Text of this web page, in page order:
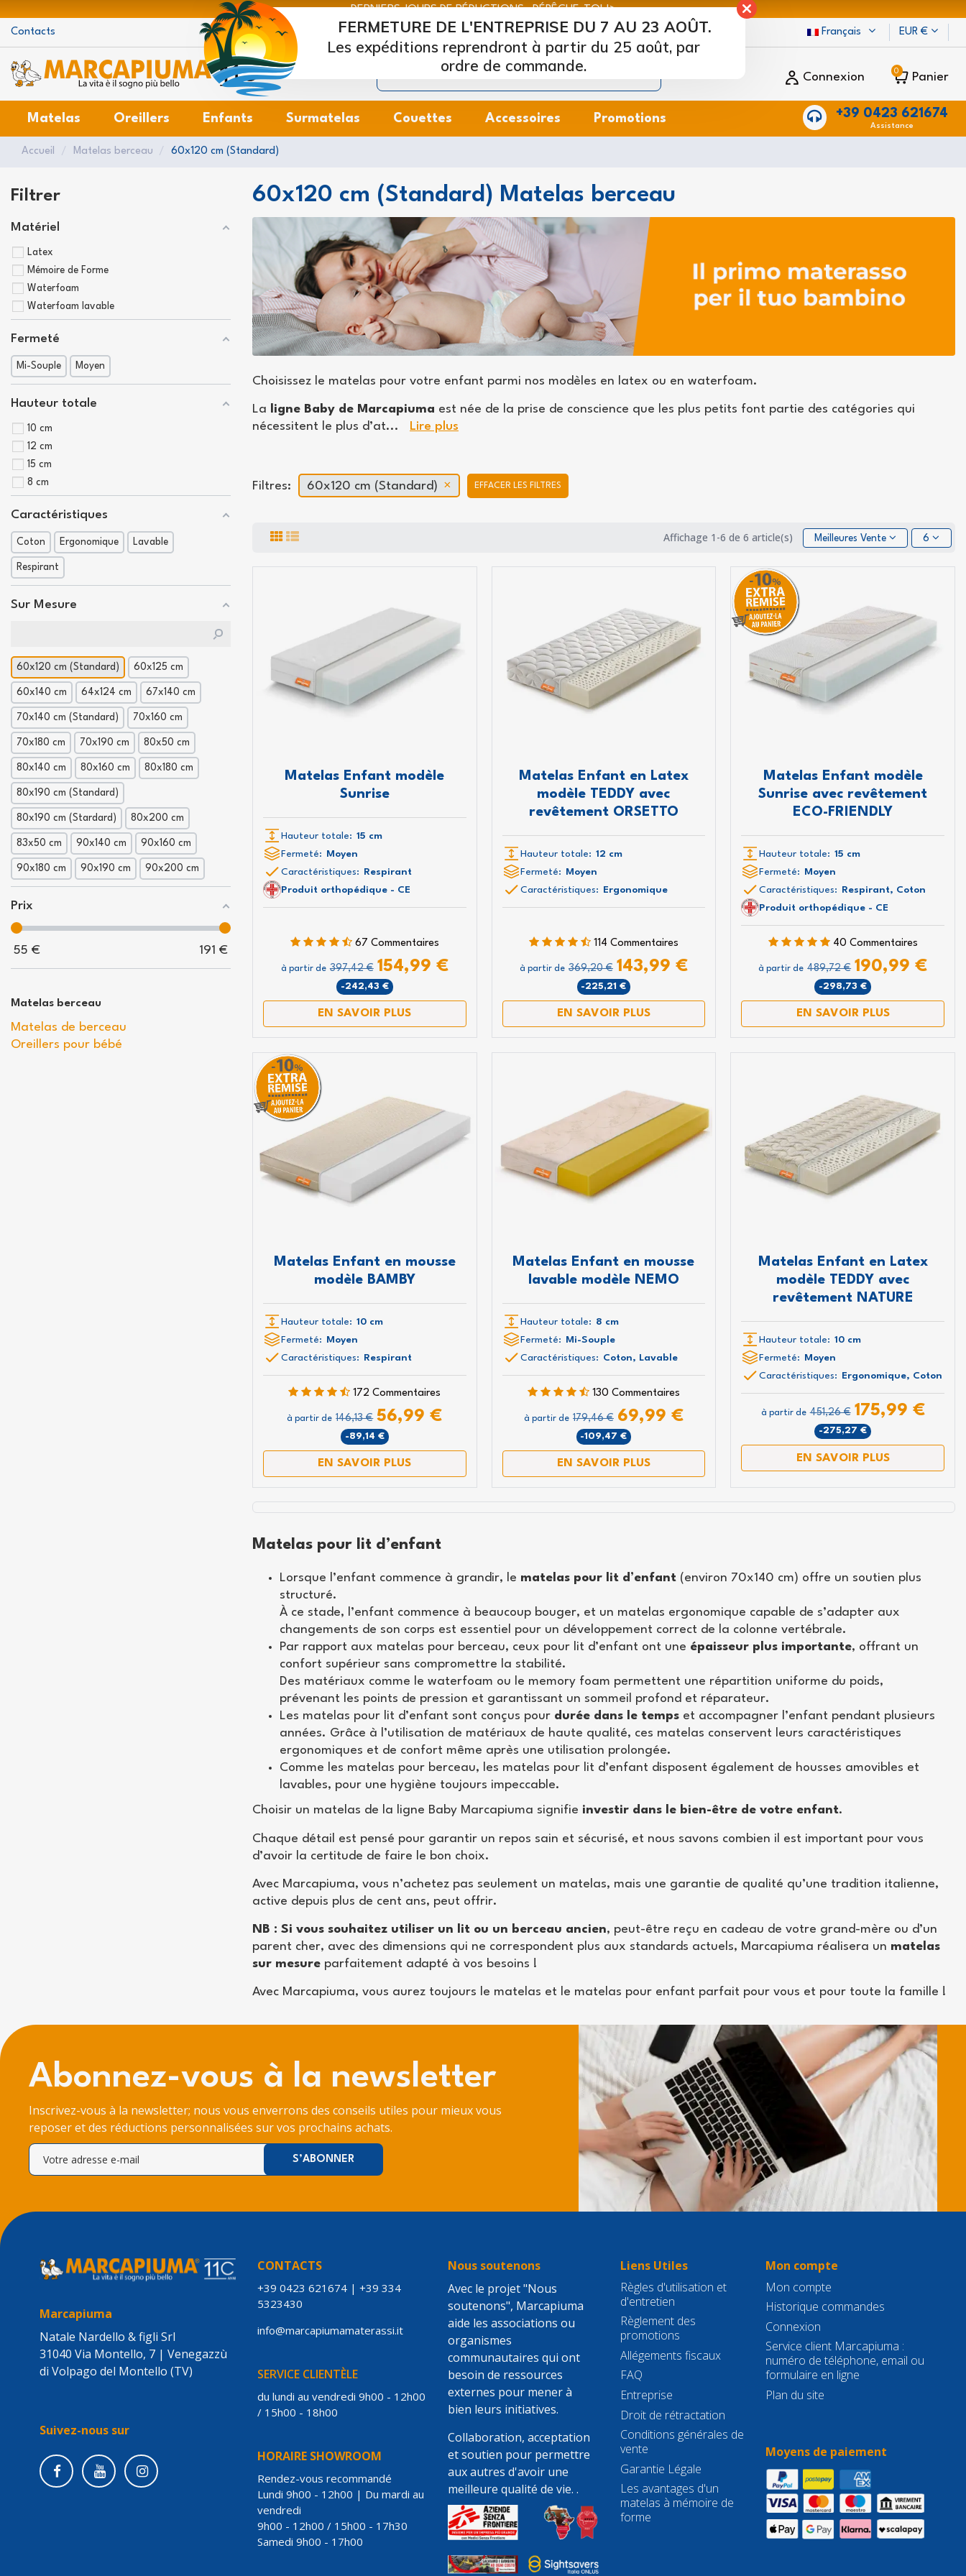
DERNIERS JOURS DE RÉDUCTIONS : DÉPÊCHE-TOI !>
Contacts Marcapiuma | Fabricants de matelas, oreillers et sommiers Français EUR €
Connexion 0 Panier
Matelas Oreillers Enfants Surmatelas Couettes Accessoires Promotions +39 0423 621674
Assistance
Accueil Matelas berceau 60x120 cm (Standard)
60x120 cm (Standard) Matelas berceau
Choisissez le matelas pour votre enfant parmi nos modèles en latex ou en waterfoam.
La ligne Baby de Marcapiuma est née de la prise de conscience que les plus petits font partie des catégories qui
nécessitent le plus d’at... Lire plus
Filtres: EFFACER LES FILTRES
60x120 cm (Standard)
Affichage 1-6 de 6 article(s) Meilleures Ventes 6
Matelas Enfant modèle
Sunrise
Hauteur totale: 15 cm
Fermeté: Moyen
Caractéristiques: Respirant
Produit orthopédique - CE
67 Commentaires
à partir de 397,42 € 154,99 €
-242,43 €
EN SAVOIR PLUS
Matelas Enfant en Latex
modèle TEDDY avec
revêtement ORSETTO
Hauteur totale: 12 cm
Fermeté: Moyen
Caractéristiques: Ergonomique
114 Commentaires
à partir de 369,20 € 143,99 €
-225,21 €
EN SAVOIR PLUS
Matelas Enfant modèle
Sunrise avec revêtement
ECO-FRIENDLY
Hauteur totale: 15 cm
Fermeté: Moyen
Caractéristiques: Respirant, Coton
Produit orthopédique - CE
40 Commentaires
à partir de 489,72 € 190,99 €
-298,73 €
EN SAVOIR PLUS
Matelas Enfant en mousse
modèle BAMBY
Hauteur totale: 10 cm
Fermeté: Moyen
Caractéristiques: Respirant
172 Commentaires
à partir de 146,13 € 56,99 €
-89,14 €
EN SAVOIR PLUS
Matelas Enfant en mousse
lavable modèle NEMO
Hauteur totale: 8 cm
Fermeté: Mi-Souple
Caractéristiques: Coton, Lavable
130 Commentaires
à partir de 179,46 € 69,99 €
-109,47 €
EN SAVOIR PLUS
Matelas Enfant en Latex
modèle TEDDY avec
revêtement NATURE
Hauteur totale: 10 cm
Fermeté: Moyen
Caractéristiques: Ergonomique, Coton
à partir de 451,26 € 175,99 €
-275,27 €
EN SAVOIR PLUS
Matelas pour lit d’enfant
Lorsque l’enfant commence à grandir, le matelas pour lit d’enfant (environ 70x140 cm) offre un soutien plus
structuré.
À ce stade, l’enfant commence à beaucoup bouger, et un matelas ergonomique capable de s’adapter aux
changements de son corps est essentiel pour un développement correct de la colonne vertébrale.
Par rapport aux matelas pour berceau, ceux pour lit d’enfant ont une épaisseur plus importante, offrant un
confort supérieur sans compromettre la stabilité.
Des matériaux comme le waterfoam ou le memory foam permettent une répartition uniforme du poids,
prévenant les points de pression et garantissant un sommeil profond et réparateur.
Les matelas pour lit d’enfant sont conçus pour durée dans le temps et accompagner l’enfant pendant plusieurs
années. Grâce à l’utilisation de matériaux de haute qualité, ces matelas conservent leurs caractéristiques
ergonomiques et de confort même après une utilisation prolongée.
Comme les matelas pour berceau, les matelas pour lit d’enfant disposent également de housses amovibles et
lavables, pour une hygiène toujours impeccable.
Choisir un matelas de la ligne Baby Marcapiuma signifie investir dans le bien-être de votre enfant.
Chaque détail est pensé pour garantir un repos sain et sécurisé, et nous savons combien il est important pour vous
d’avoir la certitude de faire le bon choix.
Avec Marcapiuma, vous n’achetez pas seulement un matelas, mais une garantie de qualité qu’une tradition italienne,
active depuis plus de cent ans, peut offrir.
NB : Si vous souhaitez utiliser un lit ou un berceau ancien, peut-être reçu en cadeau de votre grand-mère ou d’un
parent cher, avec des dimensions qui ne correspondent plus aux standards actuels, Marcapiuma réalisera un matelas
sur mesure parfaitement adapté à vos besoins !
Avec Marcapiuma, vous aurez toujours le matelas et le matelas pour enfant parfait pour vous et pour toute la famille !
Filtrer
Matériel
Latex
Mémoire de Forme
Waterfoam
Waterfoam lavable
Fermeté
Mi-Souple Moyen
Hauteur totale
10 cm
12 cm
15 cm
8 cm
Caractéristiques
Coton Ergonomique Lavable
Respirant
Sur Mesure
60x120 cm (Standard) 60x125 cm
60x140 cm 64x124 cm 67x140 cm
70x140 cm (Standard) 70x160 cm
70x180 cm 70x190 cm 80x50 cm
80x140 cm 80x160 cm 80x180 cm
80x190 cm (Standard)
80x190 cm (Stardard) 80x200 cm
83x50 cm 90x140 cm 90x160 cm
90x180 cm 90x190 cm 90x200 cm
Prix
55 € 191 €
Matelas berceau
Matelas de berceau
Oreillers pour bébé
Abonnez-vous à la newsletter
Inscrivez-vous à la newsletter; nous vous enverrons des conseils utiles pour mieux vous
reposer et des réductions personnalisées sur vos prochains achats.
Marcapiuma
Natale Nardello & figli Srl
31040 Via Montello, 7 | Venegazzù
di Volpago del Montello (TV)
Suivez-nous sur
CONTACTS
+39 0423 621674 |+39 334
5323430
info@marcapiumamaterassi.it
SERVICE CLIENTÈLE
du lundi au vendredi 9h00 - 12h00
/ 15h00 - 18h00
HORAIRE SHOWROOM
Rendez-vous recommandé
Lundi 9h00 - 12h00 | Du mardi au
vendredi
9h00 - 12h00 / 15h00 - 17h30
Samedi 9h00 - 17h00
Nous soutenons
Avec le projet "Nous
soutenons", Marcapiuma
aide les associations ou
organismes
communautaires qui ont
besoin de ressources
externes pour mener à
bien leurs initiatives.
Collaboration, acceptation
et soutien pour permettre
aux autres d'avoir une
meilleure qualité de vie. .
Liens Utiles
Règles d'utilisation et
d'entretien
Règlement des
promotions
Allégements fiscaux
FAQ
Entreprise
Droit de rétractation
Conditions générales de
vente
Garantie Légale
Les avantages d'un
matelas à mémoire de
forme
Mon compte
Mon compte
Historique commandes
Connexion
Service client Marcapiuma :
numéro de téléphone, email ou
formulaire en ligne
Plan du site
Moyens de paiement
Je déclare avoir lu l'intégralité de la politique de
confidentialité de Marcapiuma.
Inscrivez-vous tout de suite et
bénéficiez d'une réduction
exclusive de 5%
Inscrivez-vous à la newsletter
pour ne pas manquer nos
promotions
Les expéditions reprendront à partir du 25 août, par
ordre de commande.
FERMETURE DE L'ENTREPRISE DU 7 AU 23 AOÛT.